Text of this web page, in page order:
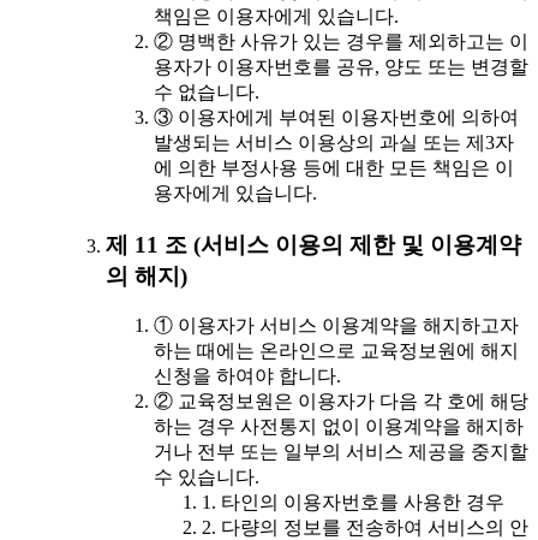
책임은 이용자에게 있습니다.
② 명백한 사유가 있는 경우를 제외하고는 이
용자가 이용자번호를 공유, 양도 또는 변경할
수 없습니다.
③ 이용자에게 부여된 이용자번호에 의하여
발생되는 서비스 이용상의 과실 또는 제3자
에 의한 부정사용 등에 대한 모든 책임은 이
용자에게 있습니다.
제 11 조 (서비스 이용의 제한 및 이용계약
의 해지)
① 이용자가 서비스 이용계약을 해지하고자
하는 때에는 온라인으로 교육정보원에 해지
신청을 하여야 합니다.
② 교육정보원은 이용자가 다음 각 호에 해당
하는 경우 사전통지 없이 이용계약을 해지하
거나 전부 또는 일부의 서비스 제공을 중지할
수 있습니다.
1. 타인의 이용자번호를 사용한 경우
2. 다량의 정보를 전송하여 서비스의 안